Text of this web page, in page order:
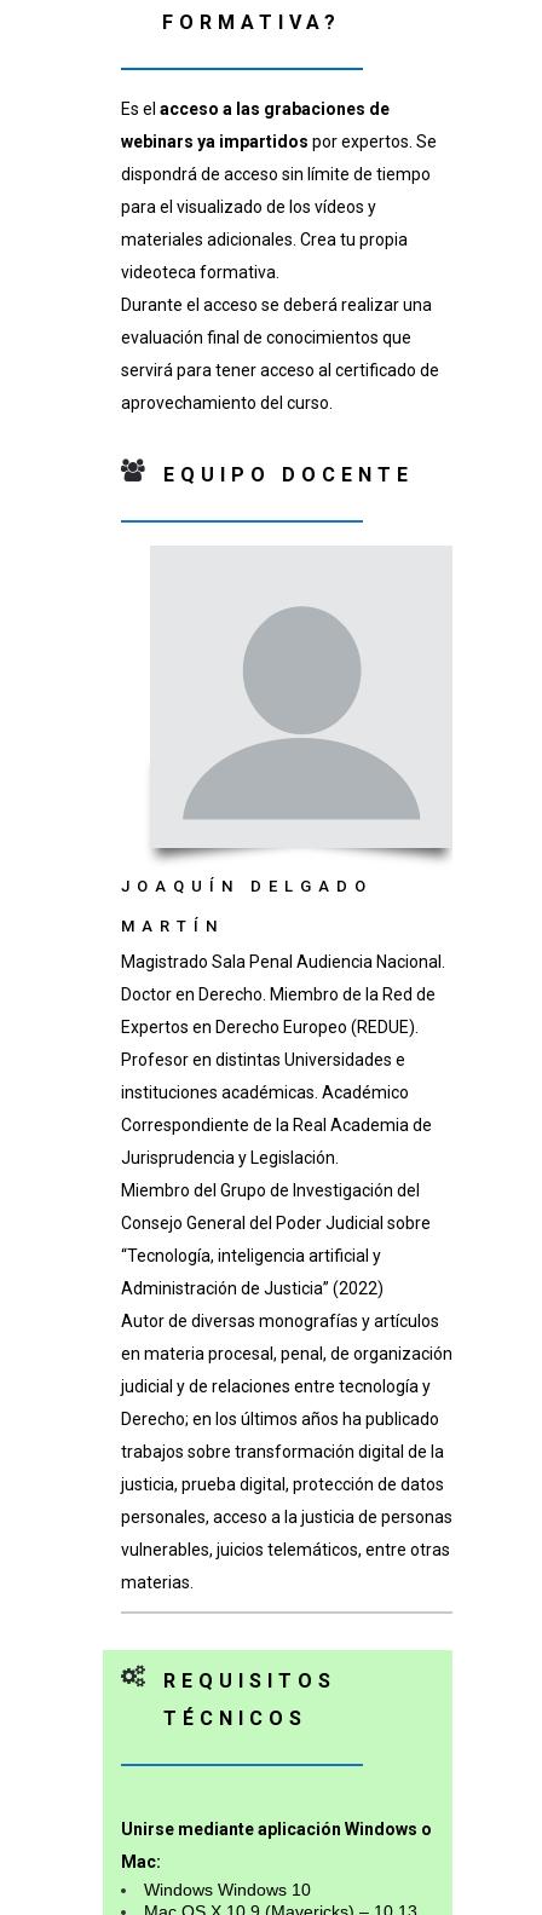
FORMATIVA?
Es el acceso a las grabaciones de
webinars ya impartidos por expertos. Se
dispondrá de acceso sin límite de tiempo
para el visualizado de los vídeos y
materiales adicionales. Crea tu propia
videoteca formativa.
Durante el acceso se deberá realizar una
evaluación final de conocimientos que
servirá para tener acceso al certificado de
aprovechamiento del curso.
EQUIPO DOCENTE
JOAQUÍN DELGADO
MARTÍN
Magistrado Sala Penal Audiencia Nacional.
Doctor en Derecho. Miembro de la Red de
Expertos en Derecho Europeo (REDUE).
Profesor en distintas Universidades e
instituciones académicas. Académico
Correspondiente de la Real Academia de
Jurisprudencia y Legislación.
Miembro del Grupo de Investigación del
Consejo General del Poder Judicial sobre
“Tecnología, inteligencia artificial y
Administración de Justicia” (2022)
Autor de diversas monografías y artículos
en materia procesal, penal, de organización
judicial y de relaciones entre tecnología y
Derecho; en los últimos años ha publicado
trabajos sobre transformación digital de la
justicia, prueba digital, protección de datos
personales, acceso a la justicia de personas
vulnerables, juicios telemáticos, entre otras
materias.
REQUISITOS
TÉCNICOS
Unirse mediante aplicación Windows o
Mac:
Windows Windows 10